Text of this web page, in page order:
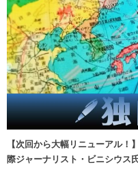
【次回から大幅リニューアル
際ジャーナリスト・ビニシウス